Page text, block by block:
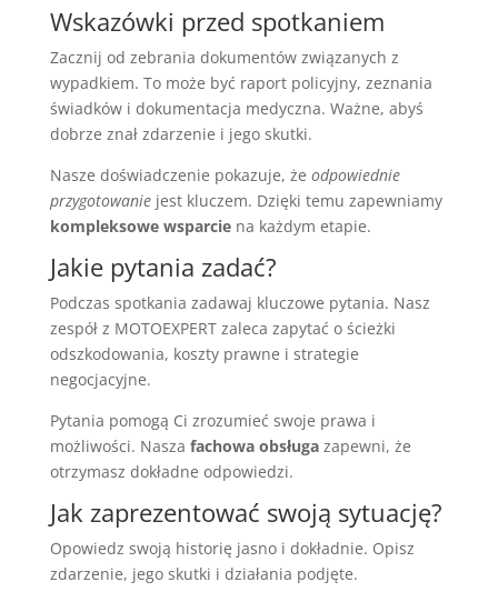
Wskazówki przed spotkaniem
Zacznij od zebrania dokumentów związanych z
wypadkiem. To może być raport policyjny, zeznania
świadków i dokumentacja medyczna. Ważne, abyś
dobrze znał zdarzenie i jego skutki.
Nasze doświadczenie pokazuje, że odpowiednie
przygotowaniejest kluczem. Dzięki temu zapewniamy
kompleksowe wsparciena każdym etapie.
Jakie pytania zadać?
Podczas spotkania zadawaj kluczowe pytania. Nasz
zespół z MOTOEXPERT zaleca zapytać o ścieżki
odszkodowania, koszty prawne i strategie
negocjacyjne.
Pytania pomogą Ci zrozumieć swoje prawa i
możliwości. Nasza fachowa obsługazapewni, że
otrzymasz dokładne odpowiedzi.
Jak zaprezentować swoją sytuację?
Opowiedz swoją historię jasno i dokładnie. Opisz
zdarzenie, jego skutki i działania podjęte.